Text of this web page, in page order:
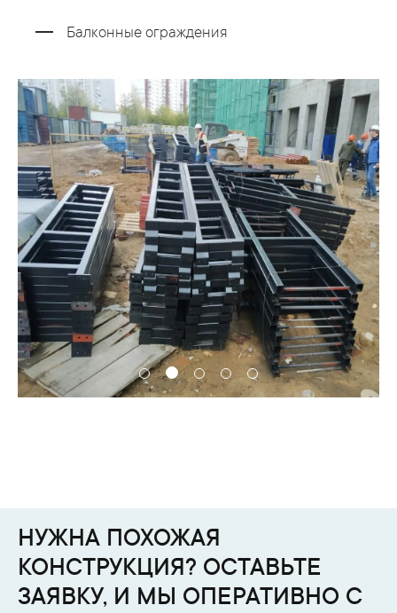
Балконные ограждения
НУЖНА ПОХОЖАЯ
КОНСТРУКЦИЯ? ОСТАВЬТЕ
ЗАЯВКУ, И МЫ ОПЕРАТИВНО С